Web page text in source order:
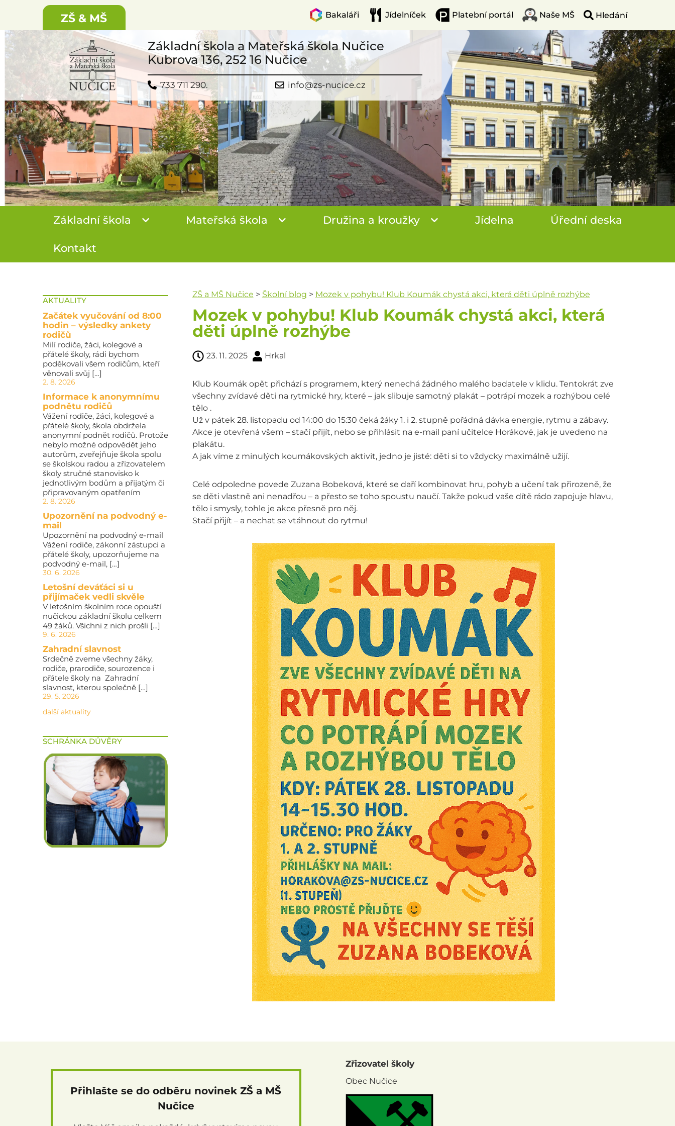
ZŠ & MŠ Bakaláři Jídelníček Platební portál Naše MŠ
Základní škola a Mateřská škola Nučice
Kubrova 136, 252 16 Nučice
733 711 290. info@zs-nucice.cz
Základní škola Mateřská škola Družina a kroužky Jídelna Úřední deska
Kontakt
AKTUALITY
Začátek vyučování od 8:00
hodin – výsledky ankety
rodičů
Milí rodiče, žáci, kolegové a
přátelé školy, rádi bychom
poděkovali všem rodičům, kteří
věnovali svůj […]
2. 8. 2026
Informace k anonymnímu
podnětu rodičů
Vážení rodiče, žáci, kolegové a
přátelé školy, škola obdržela
anonymní podnět rodičů. Protože
nebylo možné odpovědět jeho
autorům, zveřejňuje škola spolu
se školskou radou a zřizovatelem
školy stručné stanovisko k
jednotlivým bodům a přijatým či
připravovaným opatřením
2. 8. 2026
Upozornění na podvodný e-
mail
Upozornění na podvodný e-mail
Vážení rodiče, zákonní zástupci a
přátelé školy, upozorňujeme na
podvodný e-mail, […]
30. 6. 2026
Letošní deváťáci si u
přijímaček vedli skvěle
V letošním školním roce opouští
nučickou základní školu celkem
49 žáků. Všichni z nich prošli […]
9. 6. 2026
Zahradní slavnost
Srdečně zveme všechny žáky,
rodiče, prarodiče, sourozence i
přátele školy na Zahradní
slavnost, kterou společně […]
29. 5. 2026
další aktuality
SCHRÁNKA DŮVĚRY
ZŠ a MŠ Nučice > Školní blog > Mozek v pohybu! Klub Koumák chystá akci, která děti úplně rozhýbe
Mozek v pohybu! Klub Koumák chystá akci, která
děti úplně rozhýbe
23. 11. 2025 Hrkal
Klub Koumák opět přichází s programem, který nenechá žádného malého badatele v klidu. Tentokrát zve
všechny zvídavé děti na rytmické hry, které – jak slibuje samotný plakát – potrápí mozek a rozhýbou celé
tělo .
Už v pátek 28. listopadu od 14:00 do 15:30 čeká žáky 1. i 2. stupně pořádná dávka energie, rytmu a zábavy.
Akce je otevřená všem – stačí přijít, nebo se přihlásit na e-mail paní učitelce Horákové, jak je uvedeno na
plakátu.
A jak víme z minulých koumákovských aktivit, jedno je jisté: děti si to vždycky maximálně užijí.
Celé odpoledne povede Zuzana Bobeková, které se daří kombinovat hru, pohyb a učení tak přirozeně, že
se děti vlastně ani nenadřou – a přesto se toho spoustu naučí. Takže pokud vaše dítě rádo zapojuje hlavu,
tělo i smysly, tohle je akce přesně pro něj.
Stačí přijít – a nechat se vtáhnout do rytmu!
Přihlašte se do odběru novinek ZŠ a MŠ
Nučice
Zřizovatel školy
Obec Nučice